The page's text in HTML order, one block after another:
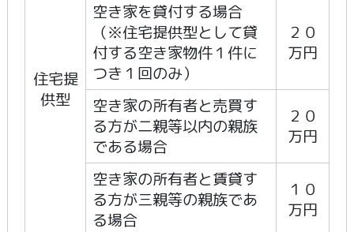
住宅提
供型
空き家を貸付する場合
（※住宅提供型として貸
付する空き家物件１件に
つき１回のみ）
２０
万円
空き家の所有者と売買す
る方が二親等以内の親族
である場合
２０
万円
空き家の所有者と賃貸す
る方が三親等の親族であ
る場合
１０
万円